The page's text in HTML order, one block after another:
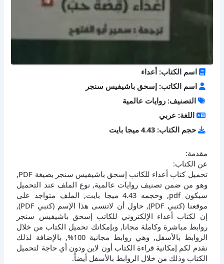
اسم الكتاب: أعداء
اسم الكاتب: إسحق باشيفيس سنجر
التصنيف: روايات عالمية
اللغة: عربي
حجم الكتاب: 4.43 ميجا بايت
مقدمة:
عن الكتاب:
تحميل كتاب أعداء للكاتب إسحق باشيفيس سنجر بصيغة PDF,
وهو من ضمن تصنيف روايات عالمية, نوع الملف عند التحميل
سيكون pdf, وحجمه 4.43 ميجا بايت, الملف متواجد على
موقعنا (كتبي PDF), حاول أن لاتنسى هذا الإسم (كتبي PDF),
إن لكتاب أعداء الإلكتروني للكاتب إسحق باشيفيس سنجر
روابط مباشرة وكاملة مجانا, وبإمكانك تحميل الكتاب من خلال
الروابط بالأسفل, وهي روابط مجانية 100%, بالإضافة لذلك
نقدم لكم إمكانية قراءة الكتاب أون لاين ودون أي حاجة لتحميل
الكتاب وذلك من خلال الروابط بالأسفل أيضاً.